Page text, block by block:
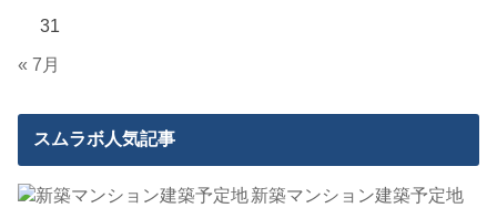
31
« 7月
スムラボ人気記事
新築マンション建築予定地